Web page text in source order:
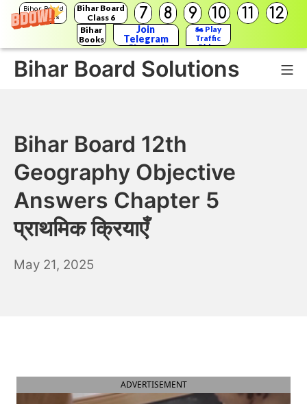
Bihar Board
Solutions
Bihar Board
Class 6
7 8 9 10 11 12
Bihar
Books
Join
Telegram
Channel
🏍️ Play
Traffic
Rider
content
Bihar Board Solutions
Bihar Board 12th
Geography Objective
Answers Chapter 5
प्राथमिक क्रियाएँ
May 21, 2025
ADVERTISEMENT